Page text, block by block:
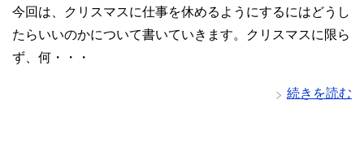
今回は、クリスマスに仕事を休めるようにするにはどうし
たらいいのかについて書いていきます。クリスマスに限ら
ず、何・・・
続きを読む